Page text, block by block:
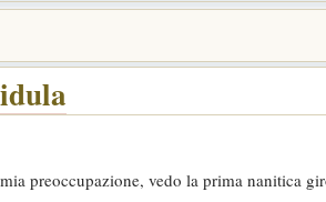
preoccupazione, vedo la prima nanitica